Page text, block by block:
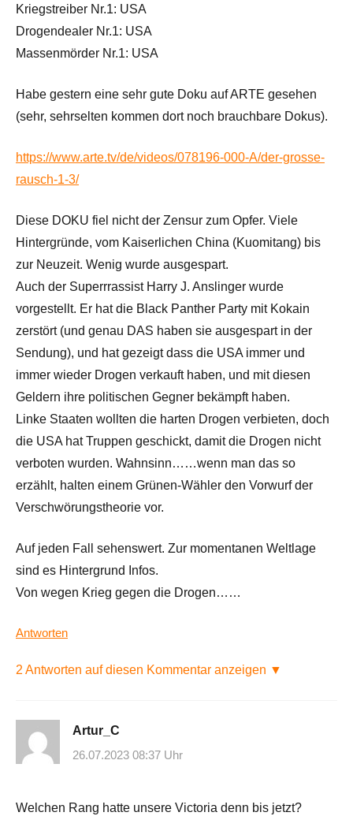
Kriegstreiber Nr.1: USA
Drogendealer Nr.1: USA
Massenmörder Nr.1: USA
Habe gestern eine sehr gute Doku auf ARTE gesehen
(sehr, sehrselten kommen dort noch brauchbare Dokus).
https://www.arte.tv/de/videos/078196-000-A/der-grosse-
rausch-1-3/
Diese DOKU fiel nicht der Zensur zum Opfer. Viele
Hintergründe, vom Kaiserlichen China (Kuomitang) bis
zur Neuzeit. Wenig wurde ausgespart.
Auch der Superrrassist Harry J. Anslinger wurde
vorgestellt. Er hat die Black Panther Party mit Kokain
zerstört (und genau DAS haben sie ausgespart in der
Sendung), und hat gezeigt dass die USA immer und
immer wieder Drogen verkauft haben, und mit diesen
Geldern ihre politischen Gegner bekämpft haben.
Linke Staaten wollten die harten Drogen verbieten, doch
die USA hat Truppen geschickt, damit die Drogen nicht
verboten wurden. Wahnsinn……wenn man das so
erzählt, halten einem Grünen-Wähler den Vorwurf der
Verschwörungstheorie vor.
Auf jeden Fall sehenswert. Zur momentanen Weltlage
sind es Hintergrund Infos.
Von wegen Krieg gegen die Drogen……
Antworten
2 Antworten auf diesen Kommentar anzeigen ▼
Artur_C
26.07.2023 08:37 Uhr
Welchen Rang hatte unsere Victoria denn bis jetzt?